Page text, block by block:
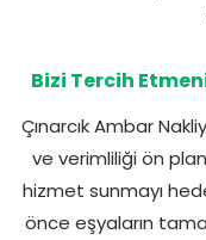
Bizi Tercih
Çınarcık Ambar
ve verimliliği ön
hizmet sunmayı
önce eşyaların